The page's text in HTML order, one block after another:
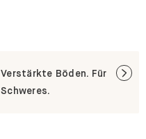
Verstärkte Böden. Für
Schweres.